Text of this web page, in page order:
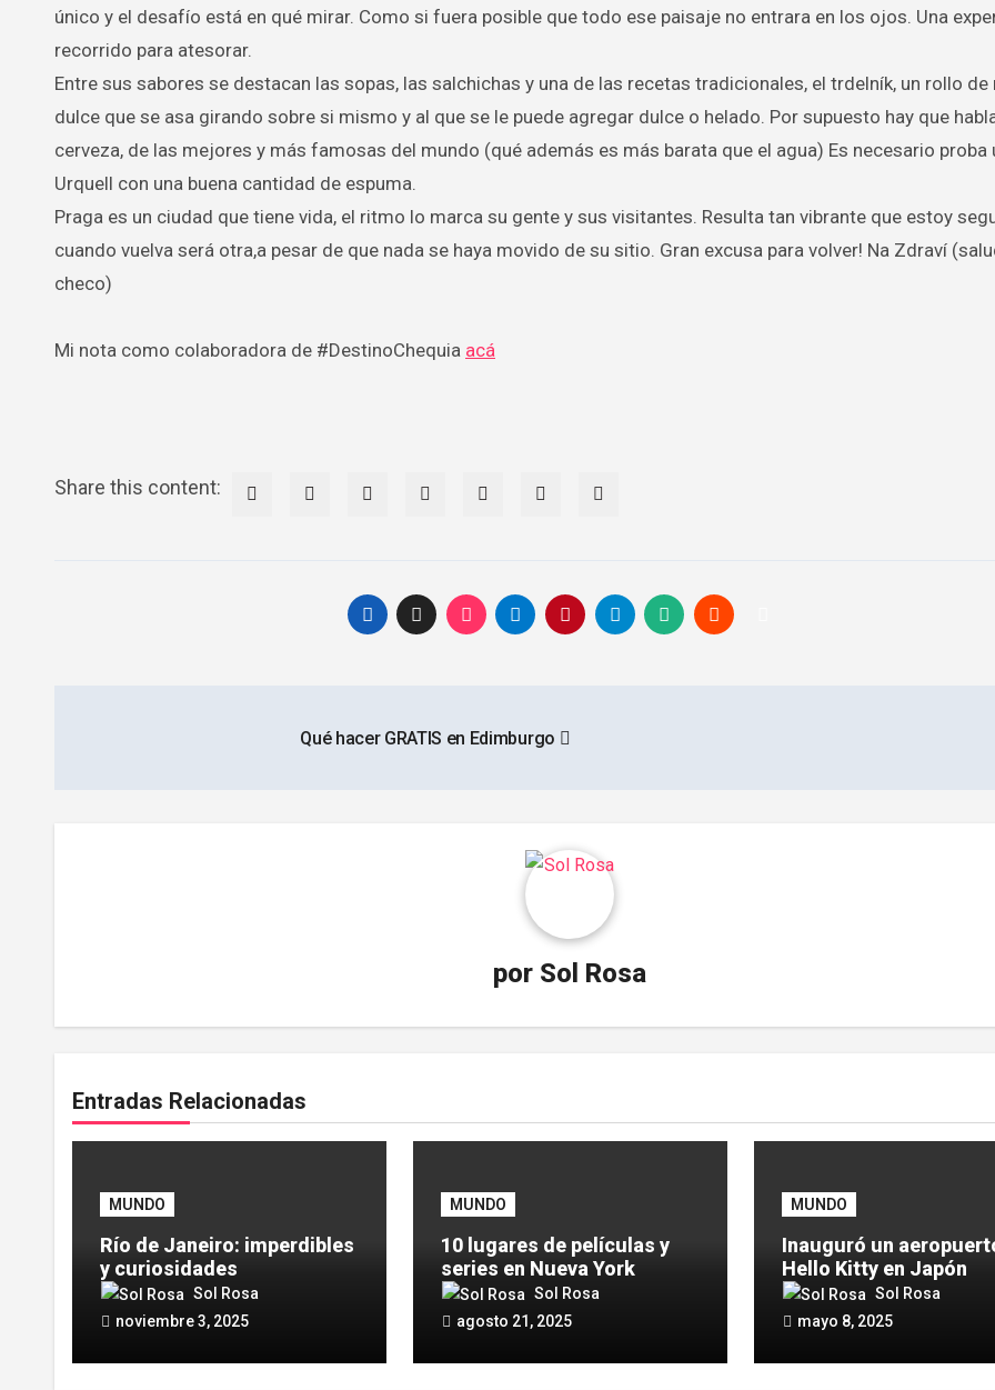
único y el desafío está en qué mirar. Como si fuera posible que todo ese paisaje no entrara en los ojos. Una
recorrido para atesorar.
Entre sus sabores se destacan las sopas, las salchichas y una de las recetas tradicionales, el trdelník, un rollo de
dulce que se asa girando sobre si mismo y al que se le puede agregar dulce o helado. Por supuesto hay que
cerveza, de las mejores y más famosas del mundo (qué además es más barata que el agua) Es necesario proba
Urquell con una buena cantidad de espuma.
Praga es un ciudad que tiene vida, el ritmo lo marca su gente y sus visitantes. Resulta tan vibrante que estoy
cuando vuelva será otra,a pesar de que nada se haya movido de su sitio. Gran excusa para volver! Na Zdraví
checo)
Mi nota como colaboradora de #DestinoChequia acá
Share this content:
Qué hacer GRATIS en Edimburgo
por Sol Rosa
Entradas Relacionadas
MUNDO
Río de Janeiro: imperdibles
y curiosidades
Sol Rosa
noviembre 3, 2025
MUNDO
10 lugares de películas y
series en Nueva York
Sol Rosa
agosto 21, 2025
MUNDO
Inauguró un
Hello Kitty en Japón
Sol Rosa
mayo 8, 2025